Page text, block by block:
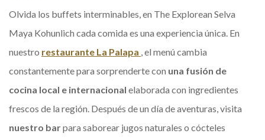
Olvida los buffets interminables, en The Explorean Selva
Maya Kohunlich cada comida es una experiencia única. En
nuestro restaurante La Palapa Opens in a new tab.
, el menú cambia
constantemente para sorprenderte con una fusión de
cocina local e internacional elaborada con ingredientes
frescos de la región. Después de un día de aventuras, visita
nuestro barpara saborear jugos naturales o cócteles